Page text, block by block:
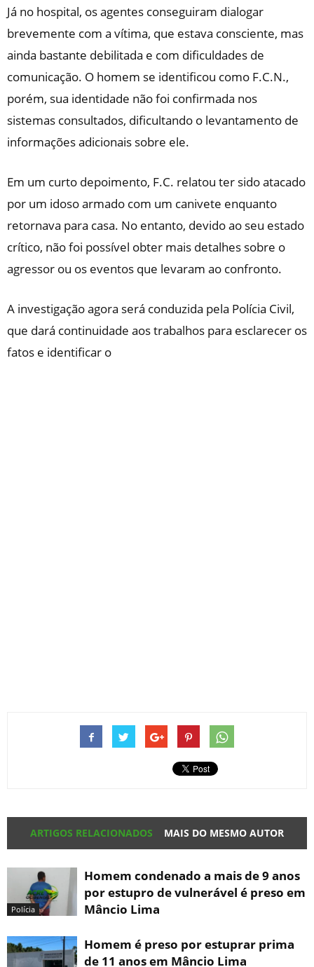
Já no hospital, os agentes conseguiram dialogar
brevemente com a vítima, que estava consciente, mas
ainda bastante debilitada e com dificuldades de
comunicação. O homem se identificou como F.C.N.,
porém, sua identidade não foi confirmada nos
sistemas consultados, dificultando o levantamento de
informações adicionais sobre ele.
Em um curto depoimento, F.C. relatou ter sido atacado
por um idoso armado com um canivete enquanto
retornava para casa. No entanto, devido ao seu estado
crítico, não foi possível obter mais detalhes sobre o
agressor ou os eventos que levaram ao confronto.
A investigação agora será conduzida pela Polícia Civil,
que dará continuidade aos trabalhos para esclarecer os
fatos e identificar o
ARTIGOS RELACIONADOS MAIS DO MESMO AUTOR
Polícia
Homem condenado a mais de 9 anos
por estupro de vulnerável é preso em
Mâncio Lima
Homem é preso por estuprar prima
de 11 anos em Mâncio Lima